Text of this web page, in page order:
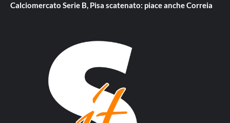
Calciomercato Serie B, Pisa scatenato: piace anche Correia